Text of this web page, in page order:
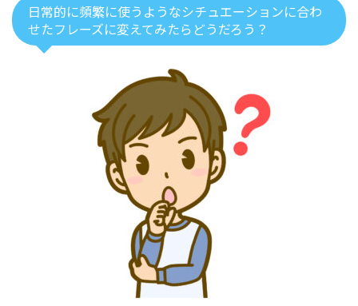
日常的に頻繁に使うようなシチュエーションに合わ
せたフレーズに変えてみたらどうだろう？